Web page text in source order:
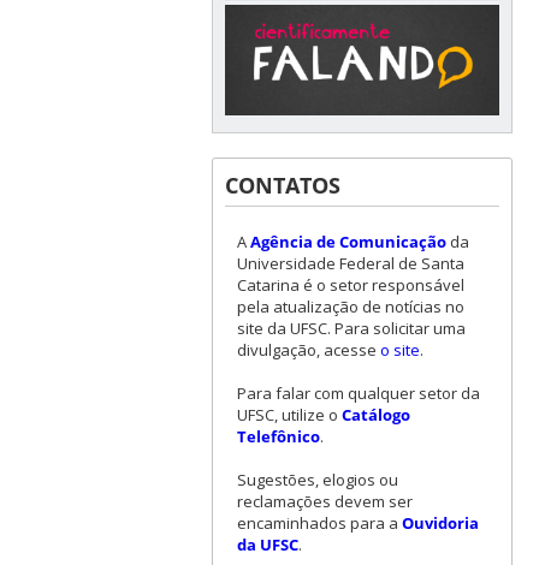
CONTATOS
AAgência de Comunicaçãoda
Universidade Federal de Santa
Catarina é o setor responsável
pela atualização de notícias no
site da UFSC. Para solicitar uma
divulgação, acesse o site.
Para falar com qualquer setor da
UFSC, utilize o Catálogo
Telefônico.
Sugestões, elogios ou
reclamações devem ser
encaminhados para a Ouvidoria
da UFSC.